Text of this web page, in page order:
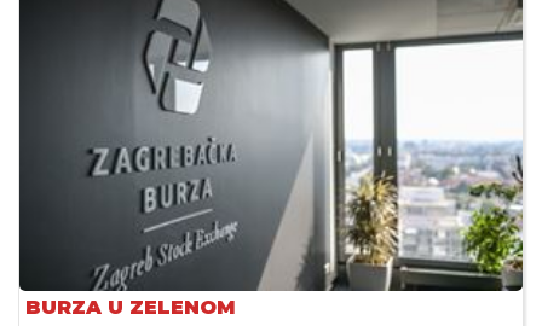
BURZA U ZELENOM